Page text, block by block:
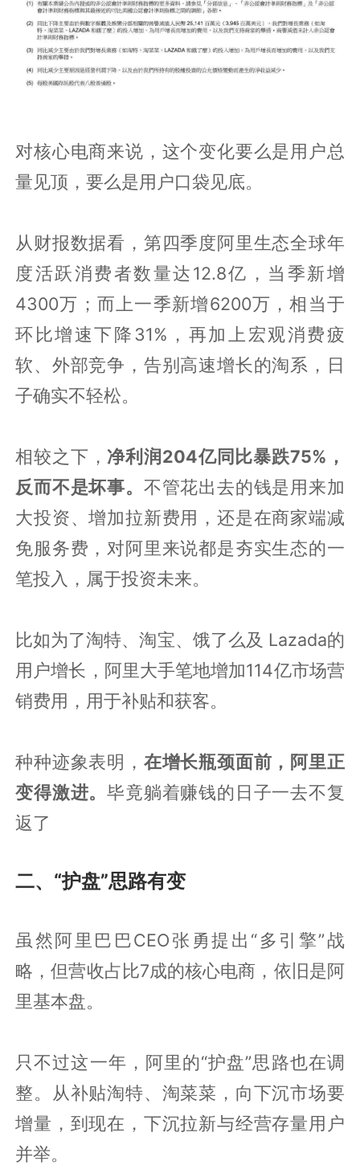
对核心电商来说，这个变化要么是用户总
量见顶，要么是用户口袋见底。
从财报数据看，第四季度阿里生态全球年
度活跃消费者数量达12.8亿，当季新增
4300万；而上一季新增6200万，相当于
环比增速下降31%，再加上宏观消费疲
软、外部竞争，告别高速增长的淘系，日
子确实不轻松。
相较之下，净利润204亿同比暴跌75%，
反而不是坏事。 不管花出去的钱是用来加
大投资、增加拉新费用，还是在商家端减
免服务费，对阿里来说都是夯实生态的一
笔投入，属于投资未来。
比如为了淘特、淘宝、饿了么及 Lazada的
用户增长，阿里大手笔地增加114亿市场营
销费用，用于补贴和获客。
种种迹象表明， 在增长瓶颈面前，阿里正
变得激进。毕竟躺着赚钱的日子一去不复
返了
二、“护盘”思路有变
虽然阿里巴巴CEO张勇提出“多引擎”战
略，但营收占比7成的核心电商，依旧是阿
里基本盘。
只不过这一年，阿里的“护盘”思路也在调
整。从补贴淘特、淘菜菜，向下沉市场要
增量，到现在，下沉拉新与经营存量用户
并举。